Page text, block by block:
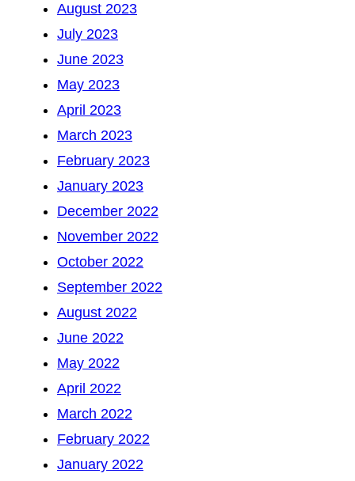
August 2023
July 2023
June 2023
May 2023
April 2023
March 2023
February 2023
January 2023
December 2022
November 2022
October 2022
September 2022
August 2022
June 2022
May 2022
April 2022
March 2022
February 2022
January 2022